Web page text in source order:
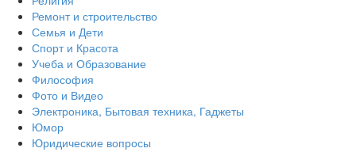
Ремонт и строительство
Семья и Дети
Спорт и Красота
Учеба и Образование
Философия
Фото и Видео
Электроника, Бытовая техника, Гаджеты
Юмор
Юридические вопросы